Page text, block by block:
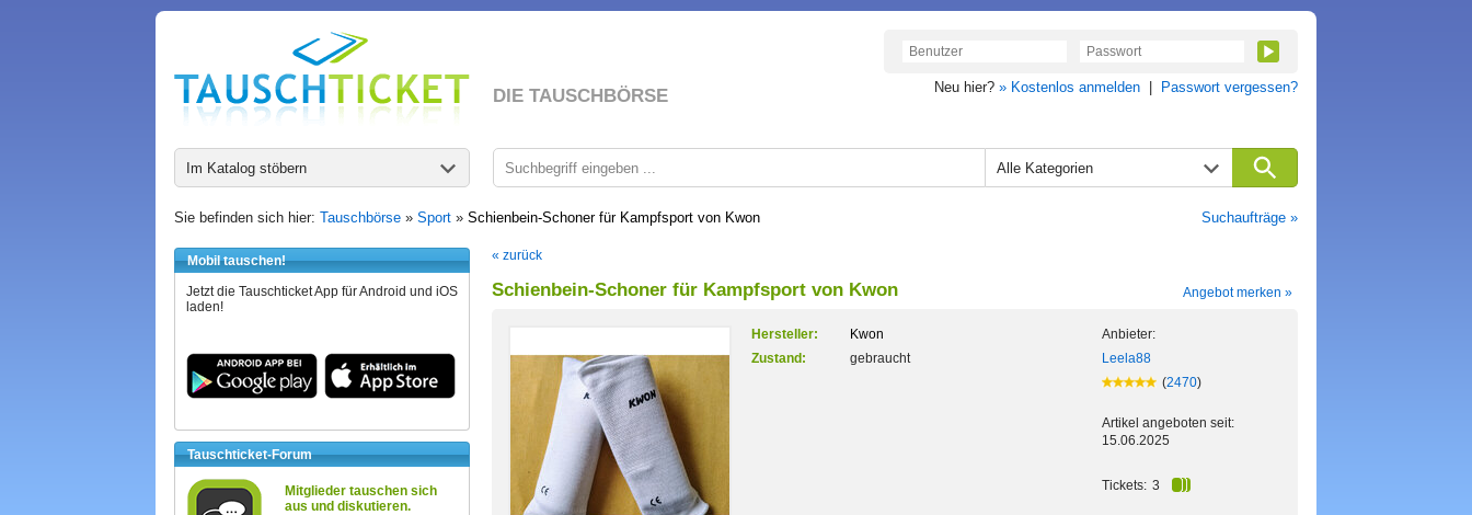
DIE TAUSCHBÖRSE Neu hier? » Kostenlos anmelden Passwort vergessen?
Im Katalog stöbern Alle Kategorien
Sie befinden sich hier: Tauschbörse » Sport » Schienbein-Schoner für Kampfsport von Kwon Suchaufträge »
Mobil tauschen!
Jetzt die Tauschticket App für Android und iOS
laden!
Tauschticket-Forum
Mitglieder tauschen sich
aus und diskutieren.
« zurück
Schienbein-Schoner für Kampfsport von Kwon Angebot merken »
Hersteller:
Kwon
Zustand:
gebraucht
Anbieter:
Leela88
(2470)
Artikel angeboten seit:
15.06.2025
Tickets: 3